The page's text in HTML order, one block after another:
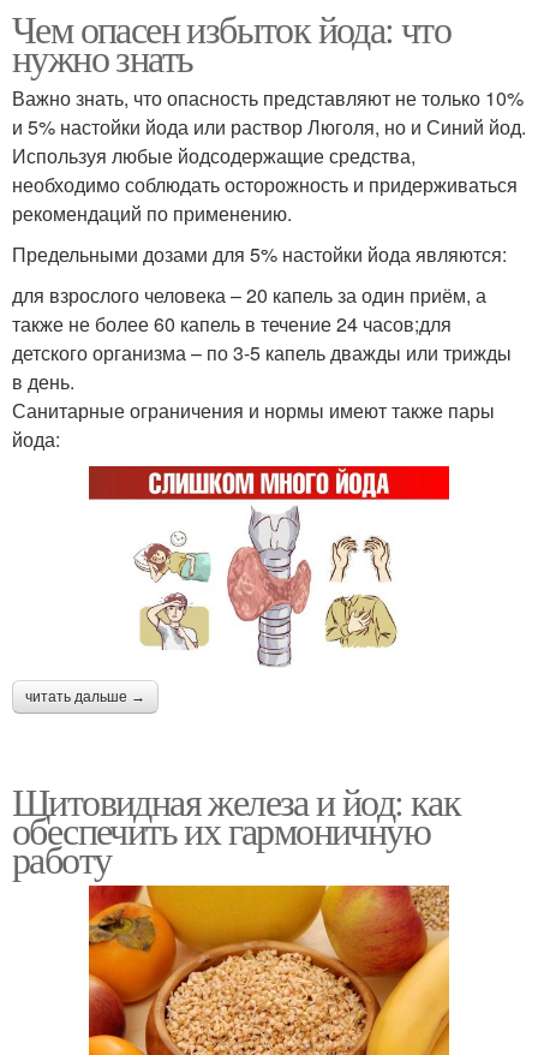
Чем опасен избыток йода: что
нужно знать
Важно знать, что опасность представляют не только 10%
и 5% настойки йода или раствор Люголя, но и Синий йод.
Используя любые йодсодержащие средства,
необходимо соблюдать осторожность и придерживаться
рекомендаций по применению.
Предельными дозами для 5% настойки йода являются:
для взрослого человека – 20 капель за один приём, а
также не более 60 капель в течение 24 часов;для
детского организма – по 3-5 капель дважды или трижды
в день.
Санитарные ограничения и нормы имеют также пары
йода:
читать дальше →
Щитовидная железа и йод: как
обеспечить их гармоничную
работу